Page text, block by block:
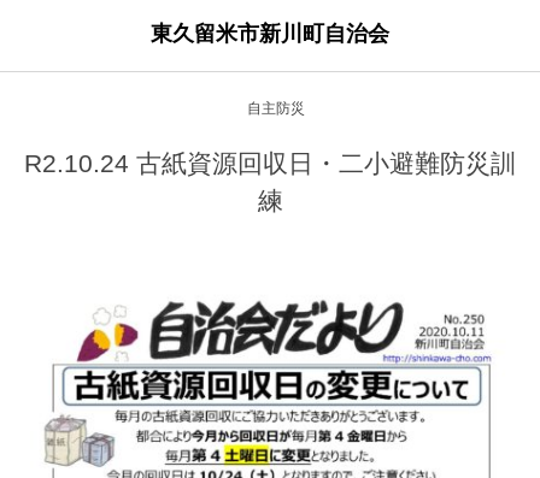
東久留米市新川町自治会
自主防災
R2.10.24 古紙資源回収日・二小避難防災訓
練